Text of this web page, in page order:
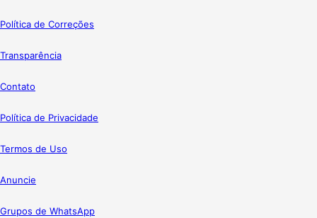
Política de Correções
Transparência
Contato
Política de Privacidade
Termos de Uso
Anuncie
Grupos de WhatsApp